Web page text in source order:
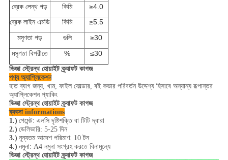
ব্রেক লেন্থ গড়
কিমি
≥4.0
ব্রেক লাইন এমডি
কিমি
≥5.5
মসৃণতা গড়
গুলি
≥30
মসৃণতা বিপরীতে
% ≤30
ভিজা স্ট্রেন্থ হোয়াইট ক্র্যাফট কাগজ
পণ্য অ্যাপ্লিকেশন
হাত ব্যাগ জন্য, খাম, ফাইল ফোল্ডার, বই কভার পরিবর্তন উদ্দেশ্য হিসাবে অন্যান্য রূপান্তর
অ্যাপ্লিকেশন প্যাকিং
ভিজা স্ট্রেন্থ হোয়াইট ক্র্যাফট কাগজ
ব্যবসা informations
1.) পেমেন্ট: এলসি দৃষ্টিশক্তি বা টিটি দ্বারা
2.) ডেলিভারি: 5-25 দিন
3.) নূন্যতম আদেশ পরিমাণ: 10 টন
4.) নমুনা: A4 নমুনা সংগ্রহ করতে বিনামূল্যে
ভিজা স্ট্রেন্থ হোয়াইট ক্র্যাফট কাগজ